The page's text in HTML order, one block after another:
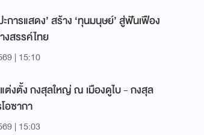
รแสดง’ สร้าง ‘ทุนมนุษย์’ สู่ฟันเฟือง
งสรรค์ไทย
| 15:10
ต่งตั้ง กงสุลใหญ่ ณ เมืองดูไบ - กงสุล
ซากา
| 15:03